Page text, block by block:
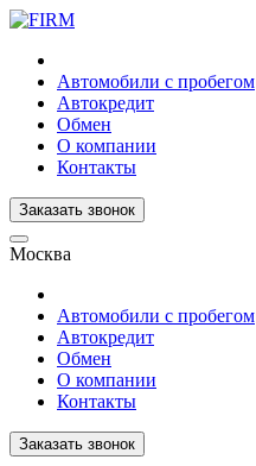
Автомобили с пробегом
Автокредит
Обмен
О компании
Контакты
Заказать звонок
Москва
Автомобили с пробегом
Автокредит
Обмен
О компании
Контакты
Заказать звонок